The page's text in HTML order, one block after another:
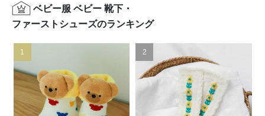
ベビー服 ベビー 靴下・
ファーストシューズのランキング
1 2